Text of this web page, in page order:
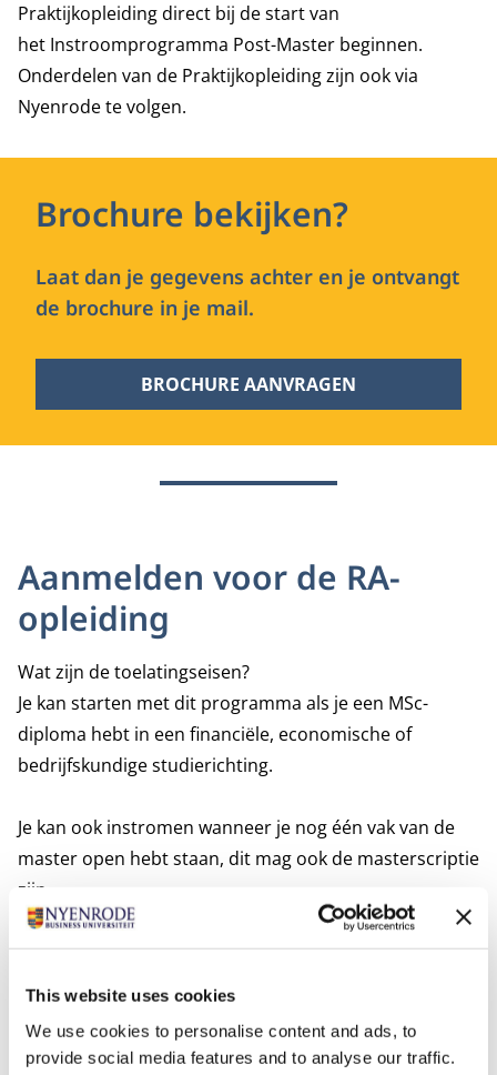
This website uses cookies
We use cookies to personalise content and ads, to
provide social media features and to analyse our traffic.
Praktijkopleiding direct bij de start van
het Instroomprogramma Post-Master beginnen.
Onderdelen van de Praktijkopleiding zijn ook via
Nyenrode te volgen.
Brochure bekijken?
Laat dan je gegevens achter en je ontvangt
de brochure in je mail.
BROCHURE AANVRAGEN
Aanmelden voor de RA-
opleiding
Wat zijn de toelatingseisen?
Je kan starten met dit programma als je een MSc-
diploma hebt in een financiële, economische of
bedrijfskundige studierichting.
Je kan ook instromen wanneer je nog één vak van de
master open hebt staan, dit mag ook de masterscriptie
zijn.
Vraag jouw studieplan aan
Je krijgt een passend studieplan met de snelste
studieroute naar de RA-titel als uitgangspunt. De
die je hebt gevolgd tijdens je vooropleidingen en welke